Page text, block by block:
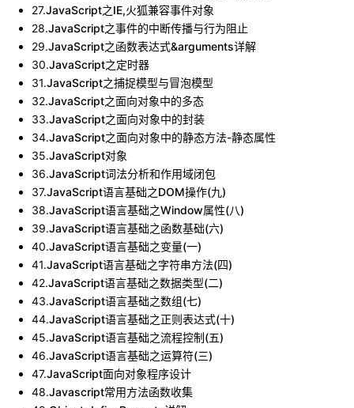
27.JavaScript之IE,火狐兼容事件对象
28.JavaScript之事件的中断传播与行为阻止
29.JavaScript之函数表达式&arguments详解
30.JavaScript之定时器
31.JavaScript之捕捉模型与冒泡模型
32.JavaScript之面向对象中的多态
33.JavaScript之面向对象中的封装
34.JavaScript之面向对象中的静态方法-静态属性
35.JavaScript对象
36.JavaScript词法分析和作用域闭包
37.JavaScript语言基础之DOM操作(九)
38.JavaScript语言基础之Window属性(八)
39.JavaScript语言基础之函数基础(六)
40.JavaScript语言基础之变量(一)
41.JavaScript语言基础之字符串方法(四)
42.JavaScript语言基础之数据类型(二)
43.JavaScript语言基础之数组(七)
44.JavaScript语言基础之正则表达式(十)
45.JavaScript语言基础之流程控制(五)
46.JavaScript语言基础之运算符(三)
47.JavaScript面向对象程序设计
48.Javascript常用方法函数收集